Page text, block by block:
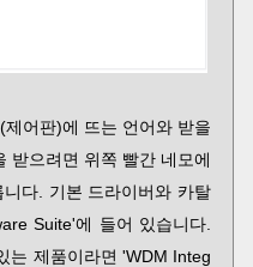
어판)에 뜨는 언어와 받을
받으려면 위쪽 빨간 네모에
다. 기본 드라이버와 카탈
Suite'에 들어 있습니다.
는 제품이라면 'WDM Integ